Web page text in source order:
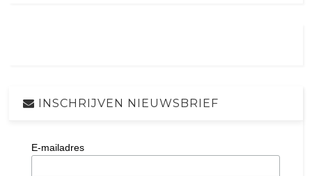
INSCHRIJVEN NIEUWSBRIEF
E-mailadres